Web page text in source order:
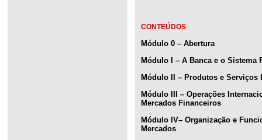
CONTEÚDOS
Módulo 0 – Abertura
Módulo I – A Banca e o Sistema
Módulo II – Produtos e
Módulo III – Operações
Mercados Financeiros
Módulo IV– Organização e
Mercados